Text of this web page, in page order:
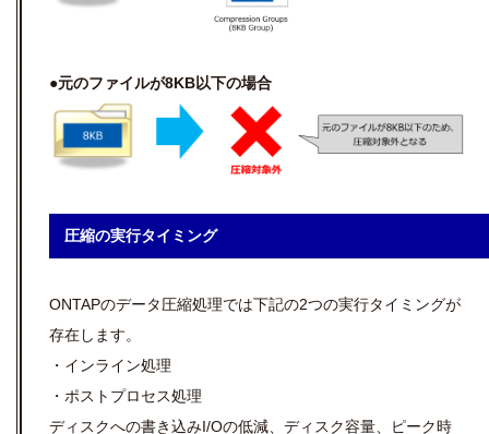
●元のファイルが8KB以下の場合
圧縮の実行タイミング
ONTAPのデータ圧縮処理では下記の2つの実行タイミングが
存在します。
・インライン処理
・ポストプロセス処理
ディスクへの書き込みI/Oの低減、ディスク容量、ピーク時